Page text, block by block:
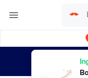
envíos